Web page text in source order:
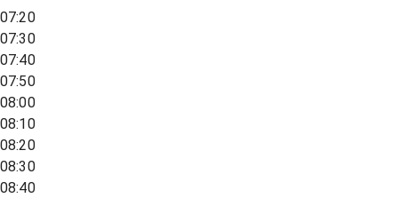
07:20
07:30
07:40
07:50
08:00
08:10
08:20
08:30
08:40